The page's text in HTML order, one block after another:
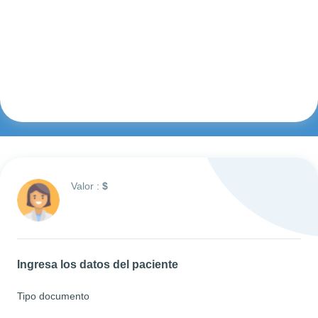
Valor : $
Ingresa los datos del paciente
Tipo documento